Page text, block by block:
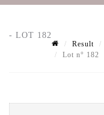
- LOT 182
Result
Lot n° 182